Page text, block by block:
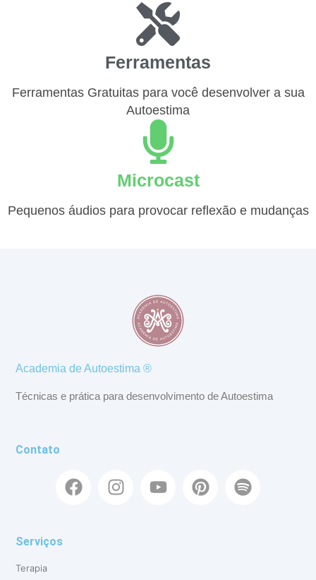
Ferramentas
Ferramentas Gratuitas para você desenvolver a sua
Autoestima
Microcast
Pequenos áudios para provocar reflexão e mudanças
Academia de Autoestima ®
Técnicas e prática para desenvolvimento de Autoestima
Contato
Serviços
Terapia